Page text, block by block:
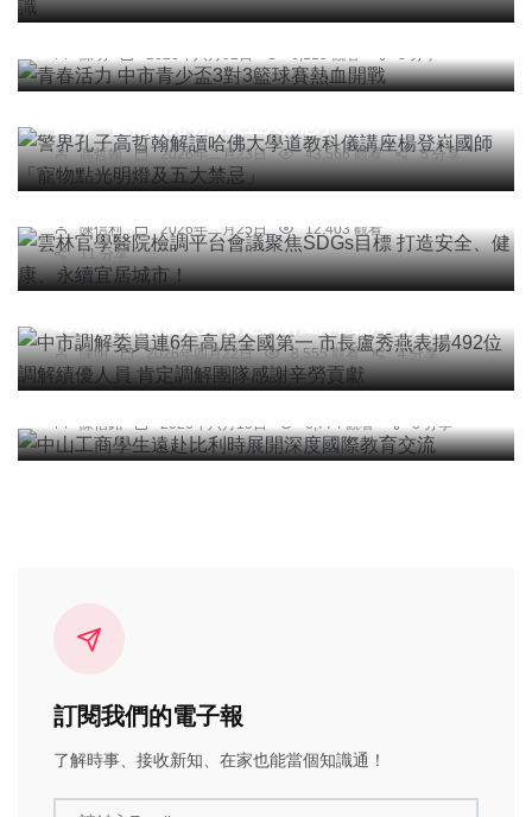
青春活力 中市青少盃3對3籃球賽熱血開戰
陳明 2026年八月02日 6,115 觀看 3 分享
專欄
警界孔子高哲翰解讀哈佛大學道教科儀講座楊登嵙
高哲翰 2026年二月23日 43,566 觀看 5 分享
綜合新聞
雲林官學醫院檢調平台會議聚焦SDGs目標 打造安
陳信利 2026年二月25日
12,403 觀看
11 分享
社會 綜合新聞
中市調解委員連6年高居全國第一 市長盧秀燕表揚
陳明 2026年四月22日 8,555 觀看 4 分享
綜合新聞
中山工商學生遠赴比利時展開深度國際教育交流
陳信銘 2026年六月15日 6,774 觀看 3 分享
訂閱我們的電子報
了解時事、接收新知、在家也能當個知識通！